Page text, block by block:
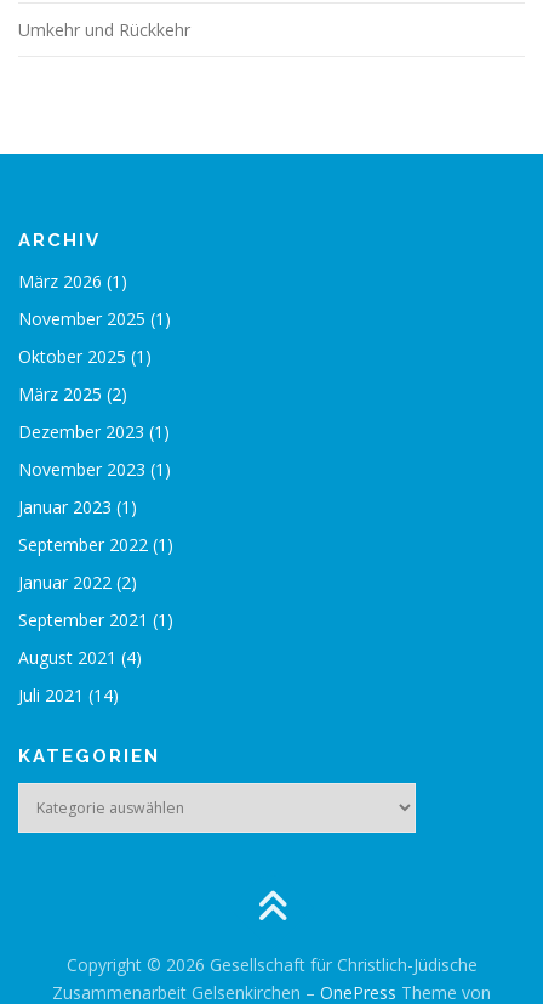
Umkehr und Rückkehr
ARCHIV
März 2026 (1)
November 2025 (1)
Oktober 2025 (1)
März 2025 (2)
Dezember 2023 (1)
November 2023 (1)
Januar 2023 (1)
September 2022 (1)
Januar 2022 (2)
September 2021 (1)
August 2021 (4)
Juli 2021 (14)
KATEGORIEN
Copyright © 2026 Gesellschaft für Christlich-Jüdische
Zusammenarbeit Gelsenkirchen – OnePress Theme von